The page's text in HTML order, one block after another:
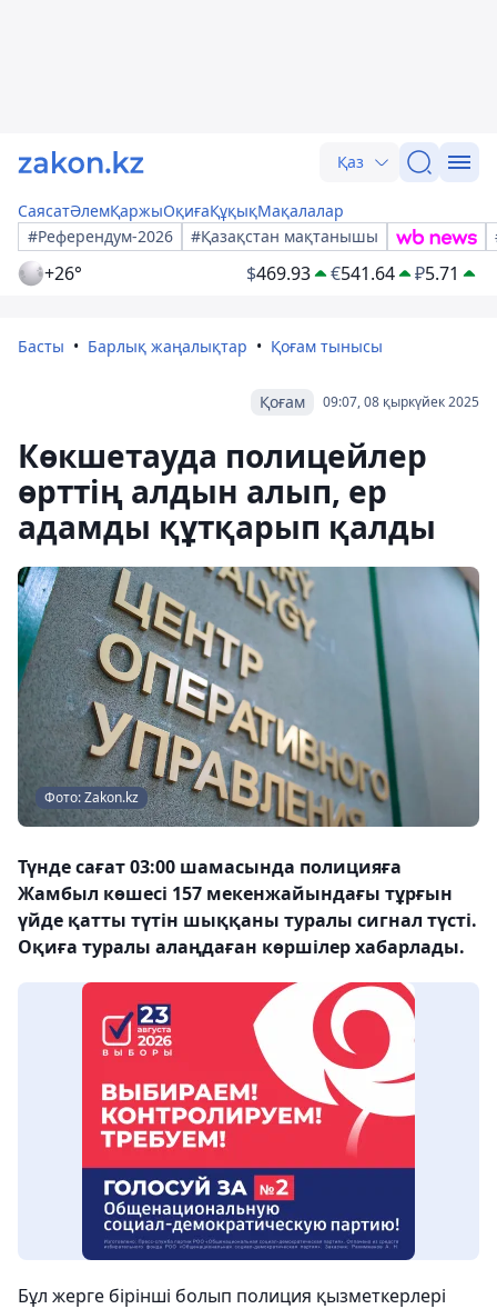
Қаз
СаясатӘлемҚаржыОқиғаҚұқықМақалалар
#Референдум-2026
#Қазақстан мақтанышы
+26° $469.93 €541.64 ₽5.71
Басты Барлық жаңалықтар Қоғам тынысы
09:07, 08 қыркүйек 2025
Қоғам
Көкшетауда полицейлер
өрттің алдын алып, ер
адамды құтқарып қалды
Фото: Zakon.kz
Түнде сағат 03:00 шамасында полицияға
Жамбыл көшесі 157 мекенжайындағы тұрғын
үйде қатты түтін шыққаны туралы сигнал түсті.
Оқиға туралы алаңдаған көршілер хабарлады.
Бұл жерге бірінші болып полиция қызметкерлері